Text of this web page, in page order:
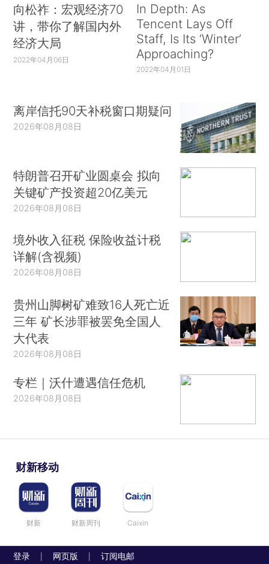
向松祚：宏观经济70
讲，带你了解国内外
经济大局
2022年04月06日
In Depth: As
Tencent Lays Off
Staff, Is Its ‘Winter’
Approaching?
2022年04月01日
离岸信托90天补税窗口期疑问
2026年08月08日
特朗普召开矿业圆桌会 拟向
关键矿产投资超20亿美元
2026年08月08日
境外收入征税 保险收益计税
详解(含视频)
2026年08月08日
贵州山脚树矿难致16人死亡近
三年 矿长涉罪被罢免全国人
大代表
2026年08月08日
专栏｜沃什遭遇信任危机
2026年08月08日
财新移动
财新 财新周刊 Caixin
登录 网页版 订阅电邮